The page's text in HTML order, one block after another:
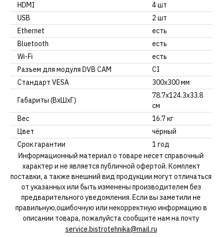
HDMI
4 шт
USB
2 шт
Ethernet
есть
Bluetooth
есть
Wi-Fi
есть
Разъем для модуля DVB CAM
CI
Стандарт VESA
300x300 мм
Габариты (ВхШхГ)
78.7х124.3х33.8
см
Вес
16.7 кг
Цвет
чёрный
Срок гарантии
1 год
Информационный материал о товаре несет справочный
характер и не является публичной офертой. Комплект
поставки, а также внешний вид продукции могут отличаться
от указанных или быть изменены производителем без
предварительного уведомления. Если вы заметили не
правильную,ошибочную или некорректную информацию в
описании товара, пожалуйста сообщите нам на почту
service.bistrotehnika@mail.ru